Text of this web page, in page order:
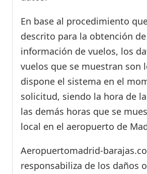
En base al procedimiento
descrito para la obtención
información de vuelos, los
vuelos que se muestran son
dispone el sistema en el
solicitud, siendo la hora de
las demás horas que se
local en el aeropuerto de
Aeropuertomadrid-
responsabiliza de los daños